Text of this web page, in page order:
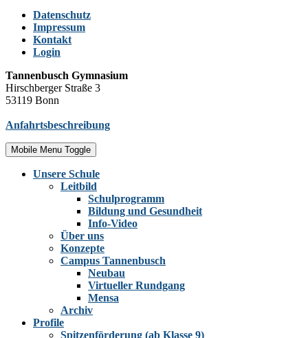
Datenschutz
Impressum
Kontakt
Login
Tannenbusch Gymnasium
Hirschberger Straße 3
53119 Bonn
Anfahrtsbeschreibung
Mobile Menu Toggle
Unsere Schule
Leitbild
Schulprogramm
Bildung und Gesundheit
Info-Video
Über uns
Konzepte
Campus Tannenbusch
Neubau
Virtueller Rundgang
Mensa
Archiv
Profile
Spitzenförderung (ab Klasse 9)